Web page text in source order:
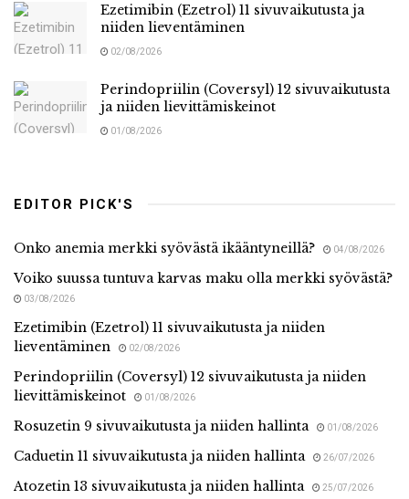
Ezetimibin (Ezetrol) 11 sivuvaikutusta ja
niiden lieventäminen
02/08/2026
Perindopriilin (Coversyl) 12 sivuvaikutusta
ja niiden lievittämiskeinot
01/08/2026
EDITOR PICK'S
Onko anemia merkki syövästä ikääntyneillä? 04/08/2026
Voiko suussa tuntuva karvas maku olla merkki syövästä?
03/08/2026
Ezetimibin (Ezetrol) 11 sivuvaikutusta ja niiden
lieventäminen
02/08/2026
Perindopriilin (Coversyl) 12 sivuvaikutusta ja niiden
lievittämiskeinot
01/08/2026
Rosuzetin 9 sivuvaikutusta ja niiden hallinta 01/08/2026
Caduetin 11 sivuvaikutusta ja niiden hallinta 26/07/2026
Atozetin 13 sivuvaikutusta ja niiden hallinta 25/07/2026